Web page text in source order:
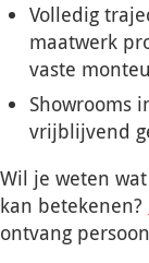
Volledig
maatwerk
vaste
Showrooms
vrijblijvend
Wil je weten
kan betekenen?
ontvang